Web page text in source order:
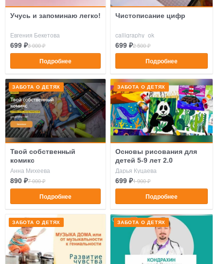
Учусь и запоминаю легко!
Евгения Бекетова
699 ₽3 000 ₽
Подробнее
Чистописание цифр
calligraphy_ok
699 ₽2 500 ₽
Подробнее
ЗАБОТА О ДЕТЯХ
Твой собственный
комикс
Анна Михеева
890 ₽7 000 ₽
Подробнее
ЗАБОТА О ДЕТЯХ
Основы рисования для
детей 5-9 лет 2.0
Дарья Куцаева
699 ₽1 900 ₽
Подробнее
ЗАБОТА О ДЕТЯХ ЗАБОТА О ДЕТЯХ